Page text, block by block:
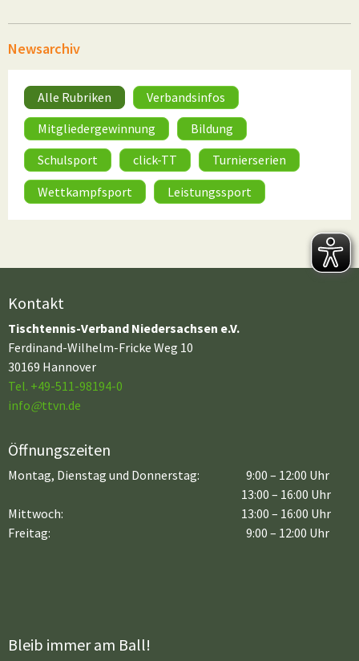
Newsarchiv
Alle Rubriken
Verbandsinfos
Mitgliedergewinnung
Bildung
Schulsport
click-TT
Turnierserien
Wettkampfsport
Leistungssport
Kontakt
Tischtennis-Verband Niedersachsen e.V.
Ferdinand-Wilhelm-Fricke Weg 10
30169 Hannover
Tel. +49-511-98194-0
info@ttvn.de
Öffnungszeiten
Montag, Dienstag und Donnerstag:
9:00 – 12:00 Uhr
13:00 – 16:00 Uhr
Mittwoch:
Freitag:
13:00 – 16:00 Uhr
9:00 – 12:00 Uhr
Bleib immer am Ball!